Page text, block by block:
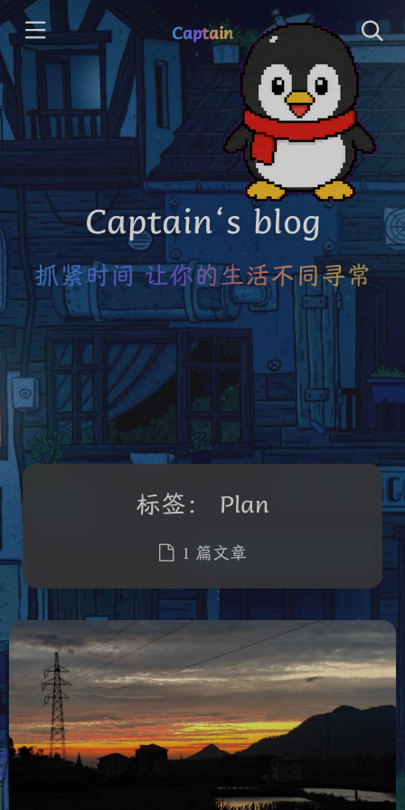
Captain
Captain‘s blog
抓紧时间 让你的生活不同寻常
标签： Plan
1 篇文章